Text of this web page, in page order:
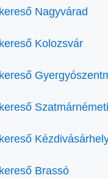
Nagyvárad
Kolozsvár
Szatmárnémeti
Brassó